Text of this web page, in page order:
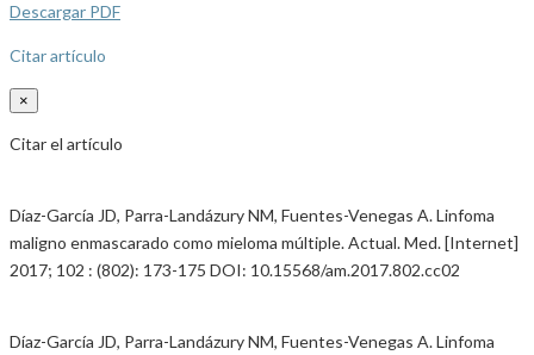
Descargar PDF
Citar artículo
×
Citar el artículo
Díaz-García JD, Parra-Landázury NM, Fuentes-Venegas A. Linfoma
maligno enmascarado como mieloma múltiple. Actual. Med. [Internet]
2017; 102 : (802): 173-175 DOI: 10.15568/am.2017.802.cc02
Díaz-García JD, Parra-Landázury NM, Fuentes-Venegas A. Linfoma